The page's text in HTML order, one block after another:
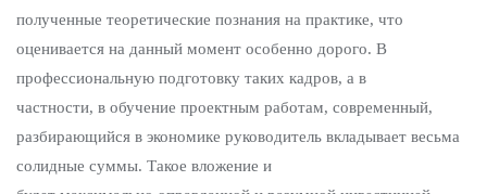
полученные теоретические познания на практике, что
оценивается на данный момент особенно дорого. В
профессиональную подготовку таких кадров, а в
частности, в обучение проектным работам, современный,
разбирающийся в экономике руководитель вкладывает весьма
солидные суммы. Такое вложение и